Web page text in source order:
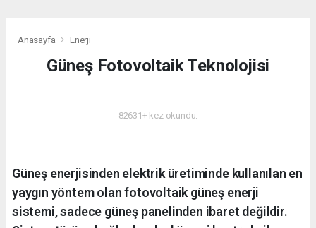
Anasayfa Enerji
Güneş Fotovoltaik Teknolojisi
82631+ kez okundu.
Güneş enerjisinden elektrik üretiminde kullanılan en
yaygın yöntem olan fotovoltaik güneş enerji
sistemi, sadece güneş panelinden ibaret değildir.